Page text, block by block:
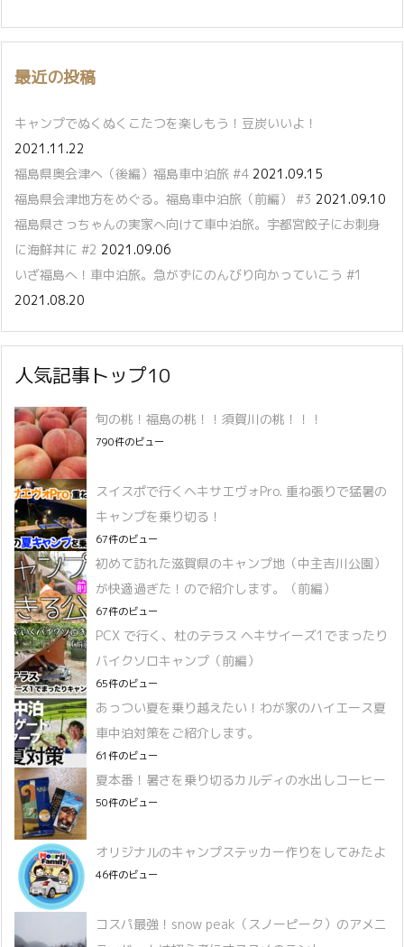
最近の投稿
キャンプでぬくぬくこたつを楽しもう！豆炭いいよ！
2021.11.22
福島県奥会津へ（後編）福島車中泊旅 #4 2021.09.15
福島県会津地方をめぐる。福島車中泊旅（前編） #3 2021.09.10
福島県さっちゃんの実家へ向けて車中泊旅。宇都宮餃子にお刺身
に海鮮丼に #2 2021.09.06
いざ福島へ！車中泊旅。急がずにのんびり向かっていこう #1
2021.08.20
人気記事トップ10
旬の桃！福島の桃！！須賀川の桃！！！
790件のビュー
スイスポで行くヘキサエヴォPro. 重ね張りで猛暑の
キャンプを乗り切る！
67件のビュー
初めて訪れた滋賀県のキャンプ地（中主吉川公園）
が快適過ぎた！ので紹介します。（前編）
67件のビュー
PCX で行く、杜のテラス ヘキサイーズ1でまったり
バイクソロキャンプ（前編）
65件のビュー
あっつい夏を乗り越えたい！わが家のハイエース夏
車中泊対策をご紹介します。
61件のビュー
夏本番！暑さを乗り切るカルディの水出しコーヒー
50件のビュー
オリジナルのキャンプステッカー作りをしてみたよ
46件のビュー
コスパ最強！snow peak（スノーピーク）のアメニ